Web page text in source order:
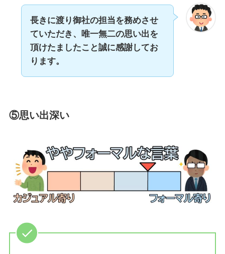
長きに渡り御社の担当を務めさせ
ていただき、唯一無二の思い出を
頂けたましたこと誠に感謝してお
ります。
⑤思い出深い